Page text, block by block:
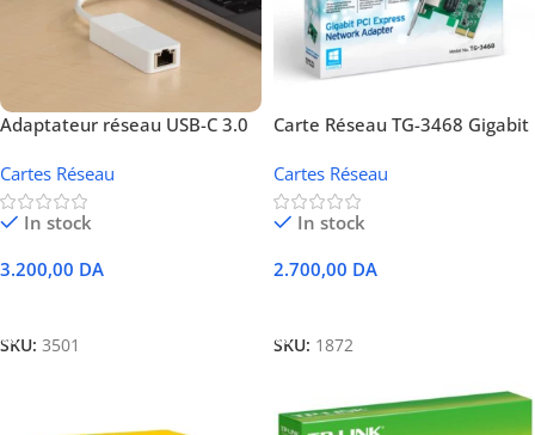
Adaptateur réseau USB-C 3.0
DUB-E130
Cartes Réseau
In stock
3.200,00 DA
SKU: 3501
Carte Réseau TG-3468 Gigabit
Cartes Réseau
In stock
2.700,00 DA
SKU: 1872